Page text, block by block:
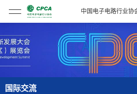
中国电子电路行业协
国际交流